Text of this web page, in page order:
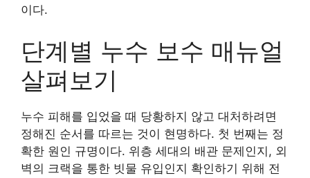
이다.
단계별 누수 보수 매뉴얼
살펴보기
누수 피해를 입었을 때 당황하지 않고 대처하려면
정해진 순서를 따르는 것이 현명하다. 첫 번째는 정
확한 원인 규명이다. 위층 세대의 배관 문제인지, 외
벽의 크랙을 통한 빗물 유입인지 확인하기 위해 전